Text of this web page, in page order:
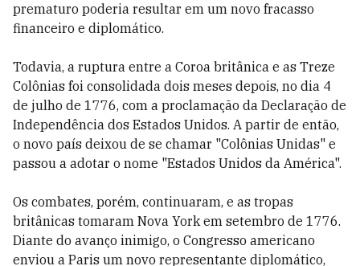
prematuro poderia resultar em um novo fracasso
financeiro e diplomático.
Todavia, a ruptura entre a Coroa britânica e as Treze
Colônias foi consolidada dois meses depois, no dia 4
de julho de 1776, com a proclamação da Declaração de
Independência dos Estados Unidos. A partir de então,
o novo país deixou de se chamar "Colônias Unidas" e
passou a adotar o nome "Estados Unidos da América".
Os combates, porém, continuaram, e as tropas
britânicas tomaram Nova York em setembro de 1776.
Diante do avanço inimigo, o Congresso americano
enviou a Paris um novo representante diplomático,